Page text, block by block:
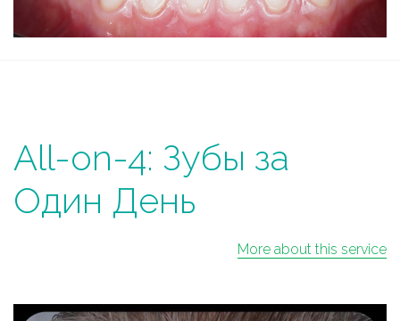
All-on-4: Зубы за
Один День
More about this service